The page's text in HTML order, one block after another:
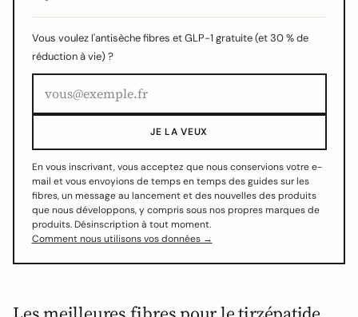
Vous voulez l'antisèche fibres et GLP-1 gratuite (et 30 % de
réduction à vie) ?
JE LA VEUX
En vous inscrivant, vous acceptez que nous conservions votre e-
mail et vous envoyions de temps en temps des guides sur les
fibres, un message au lancement et des nouvelles des produits
que nous développons, y compris sous nos propres marques de
produits. Désinscription à tout moment.
Comment nous utilisons vos données →